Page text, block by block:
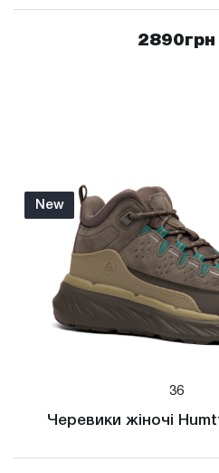
2890грн
New
36
Черевики жіночі